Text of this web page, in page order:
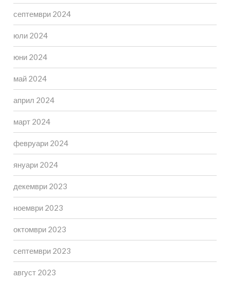
септември 2024
юли 2024
юни 2024
май 2024
април 2024
март 2024
февруари 2024
януари 2024
декември 2023
ноември 2023
октомври 2023
септември 2023
август 2023